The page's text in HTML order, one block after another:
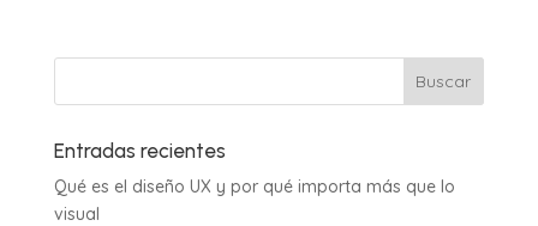
Entradas recientes
Qué es el diseño UX y por qué importa más que lo
visual